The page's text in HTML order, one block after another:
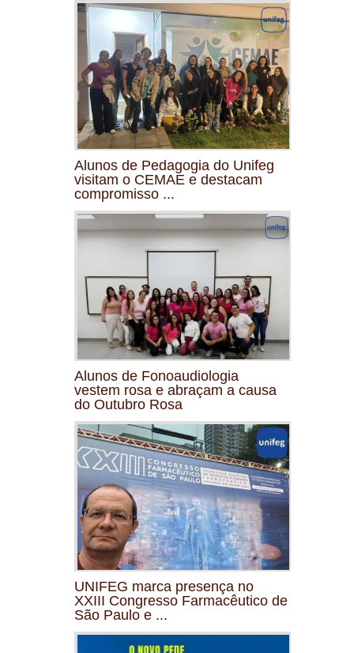
Alunos de Pedagogia do Unifeg
visitam o CEMAE e destacam
compromisso ...
Alunos de Fonoaudiologia
vestem rosa e abraçam a causa
do Outubro Rosa
UNIFEG marca presença no
XXIII Congresso Farmacêutico de
São Paulo e ...